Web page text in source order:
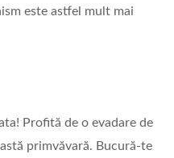
este astfel mult mai
Profită de o evadare de
primvăvară. Bucură-te